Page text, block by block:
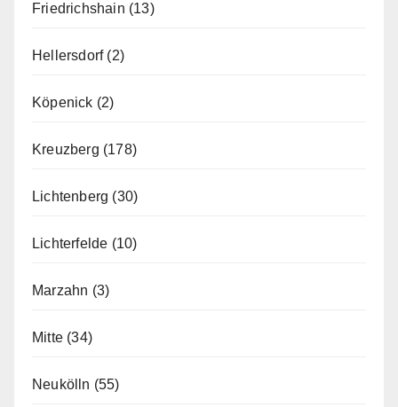
Friedrichshain (13)
Hellersdorf(2)
Köpenick (2)
Kreuzberg (178)
Lichtenberg (30)
Lichterfelde (10)
Marzahn (3)
Mitte (34)
Neukölln (55)